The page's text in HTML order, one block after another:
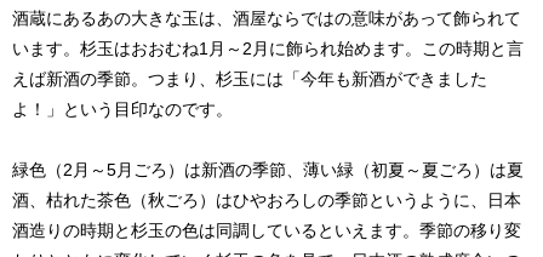
酒蔵にあるあの大きな玉は、酒屋ならではの意味があって飾られて
います。杉玉はおおむね1月～2月に飾られ始めます。この時期と言
えば新酒の季節。つまり、杉玉には「今年も新酒ができました
よ！」という目印なのです。
緑色（2月～5月ごろ）は新酒の季節、薄い緑（初夏～夏ごろ）は夏
酒、枯れた茶色（秋ごろ）はひやおろしの季節というように、日本
酒造りの時期と杉玉の色は同調しているといえます。季節の移り変